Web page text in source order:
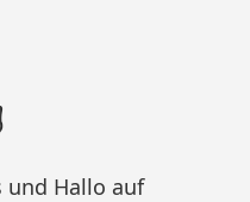
und Hallo auf